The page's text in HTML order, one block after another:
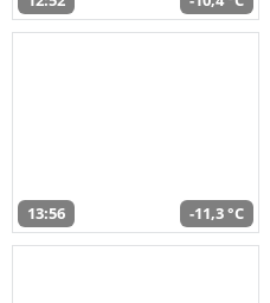
13:56 -11,3 °C